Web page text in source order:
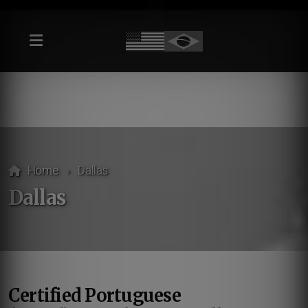
Home Dallas
Dallas
Certified Portuguese